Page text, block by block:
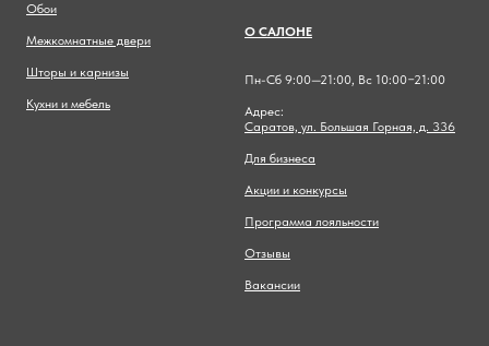
Обои
Межкомнатные двери
Шторы и карнизы
Кухни и мебель
О САЛОНЕ
Пн-Сб 9:00—21:00, Вс 10:00−21:00
Адрес:
Саратов, ул. Большая Горная, д. 336
Для бизнеса
Акции и конкурсы
Программа лояльности
Отзывы
Вакансии